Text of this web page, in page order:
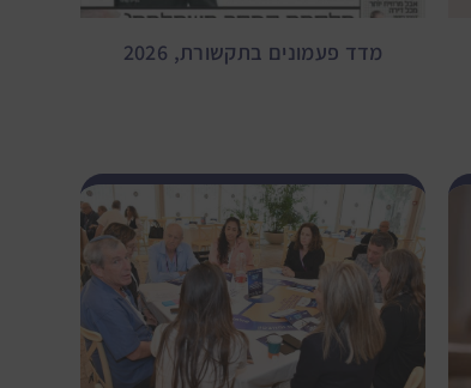
מדד פעמונים בתקשורת, 2026